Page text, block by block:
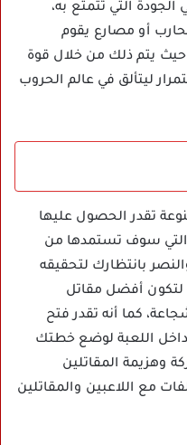
التي تتمتع به،
أو مصارع يقوم
حيث يتم ذلك من خلال قوة
ليتألق في عالم الحروب
تقدر الحصول عليها
التي سوف تستمدها من
بانتظارك لتحقيقه
أفضل مقاتل
كما أنه تقدر فتح
بداخل اللعبة لوضع خطتك
وهزيمة المقاتلين
مع اللاعبين والمقاتلين